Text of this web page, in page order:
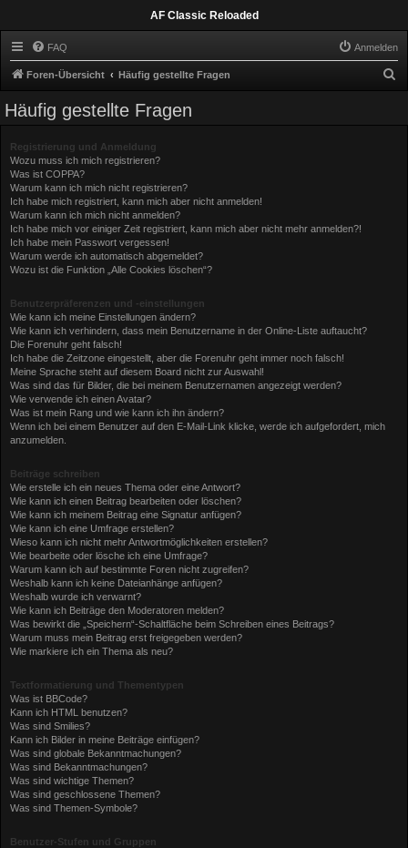
AF Classic Reloaded
FAQ Anmelden
Foren-Übersicht Häufig gestellte Fragen
Häufig gestellte Fragen
Registrierung und Anmeldung
Wozu muss ich mich registrieren?
Was ist COPPA?
Warum kann ich mich nicht registrieren?
Ich habe mich registriert, kann mich aber nicht anmelden!
Warum kann ich mich nicht anmelden?
Ich habe mich vor einiger Zeit registriert, kann mich aber nicht mehr anmelden?!
Ich habe mein Passwort vergessen!
Warum werde ich automatisch abgemeldet?
Wozu ist die Funktion „Alle Cookies löschen“?
Benutzerpräferenzen und -einstellungen
Wie kann ich meine Einstellungen ändern?
Wie kann ich verhindern, dass mein Benutzername in der Online-Liste auftaucht?
Die Forenuhr geht falsch!
Ich habe die Zeitzone eingestellt, aber die Forenuhr geht immer noch falsch!
Meine Sprache steht auf diesem Board nicht zur Auswahl!
Was sind das für Bilder, die bei meinem Benutzernamen angezeigt werden?
Wie verwende ich einen Avatar?
Was ist mein Rang und wie kann ich ihn ändern?
Wenn ich bei einem Benutzer auf den E-Mail-Link klicke, werde ich aufgefordert, mich
anzumelden.
Beiträge schreiben
Wie erstelle ich ein neues Thema oder eine Antwort?
Wie kann ich einen Beitrag bearbeiten oder löschen?
Wie kann ich meinem Beitrag eine Signatur anfügen?
Wie kann ich eine Umfrage erstellen?
Wieso kann ich nicht mehr Antwortmöglichkeiten erstellen?
Wie bearbeite oder lösche ich eine Umfrage?
Warum kann ich auf bestimmte Foren nicht zugreifen?
Weshalb kann ich keine Dateianhänge anfügen?
Weshalb wurde ich verwarnt?
Wie kann ich Beiträge den Moderatoren melden?
Was bewirkt die „Speichern“-Schaltfläche beim Schreiben eines Beitrags?
Warum muss mein Beitrag erst freigegeben werden?
Wie markiere ich ein Thema als neu?
Textformatierung und Thementypen
Was ist BBCode?
Kann ich HTML benutzen?
Was sind Smilies?
Kann ich Bilder in meine Beiträge einfügen?
Was sind globale Bekanntmachungen?
Was sind Bekanntmachungen?
Was sind wichtige Themen?
Was sind geschlossene Themen?
Was sind Themen-Symbole?
Benutzer-Stufen und Gruppen